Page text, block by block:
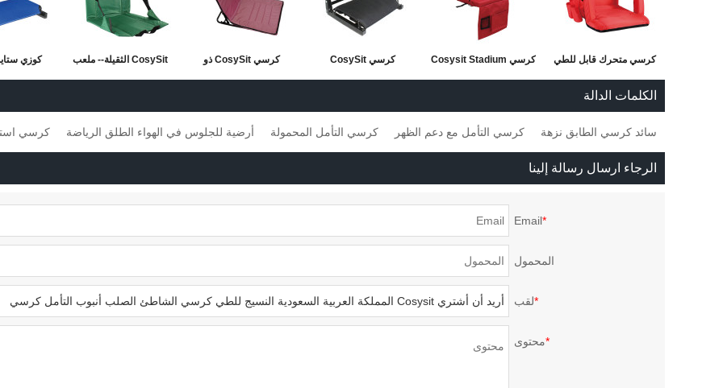
كرسي متحرك قابل للطي كرسي Cosysit Stadium كرسي CosySit كرسي CosySit ذو CosySit الثقيلة-- ملعب
الأشرطة إضافية
كوزي
ومحمولة ،
الكلمات الدالة
سائد كرسي الطابق نزهة كرسي التأمل مع دعم الظهر كرسي التأمل المحمولة أرضية للجلوس في الهواء الطلق الرياضة كرسي
الرجاء ارسال رسالة إلينا
*
Email
المحمول
*لقب
*محتوى